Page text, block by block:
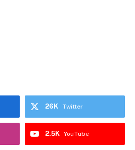
Twitter
26K
YouTube
2.5K